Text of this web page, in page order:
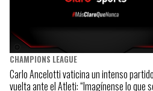
CHAMPIONS LEAGUE
Carlo Ancelotti vaticina un intenso
vuelta ante el Atleti: “Imagínense lo que